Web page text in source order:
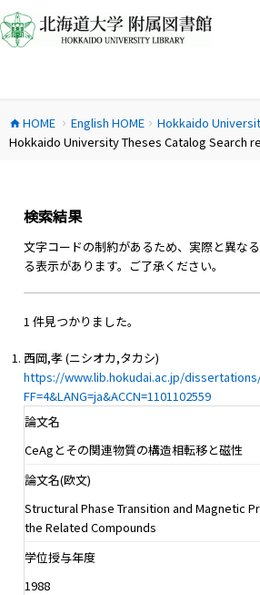
ン
テ
ス
キ
home HOME chevron_right English HOMEchevron_right Hokkaido
Hokkaido University Theses Catalog Search
検索結果
文字コードの制約があるため、実際と異な
る表示があります。ご了承ください。
1 件見つかりました。
西岡,孝 (ニシオカ,タカシ)
https://www.lib.hokudai.ac.jp/
FF=4&LANG=ja&ACCN=1101102559
論文名
CeAgとその関連物質の構造相転移と磁性
論文名(欧文)
Structural Phase Transition and Magnetic
the Related Compounds
学位授与年度
1988